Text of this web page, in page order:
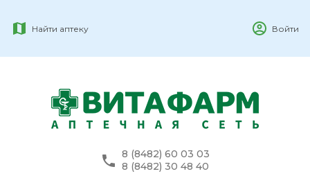
Найти аптеку Войти
8 (8482) 60 03 03
8 (8482) 30 48 40